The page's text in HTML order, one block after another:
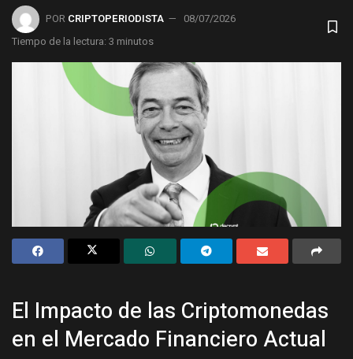
POR CRIPTOPERIODISTA
08/07/2026
Tiempo de la lectura: 3 minutos
El Impacto de las Criptomonedas
en el Mercado Financiero Actual